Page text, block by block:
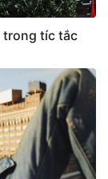
trong tíc tắc